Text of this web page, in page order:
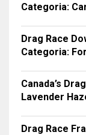
Categoria:
Drag Race
Categoria:
Canada’s
Lavender
Drag Race